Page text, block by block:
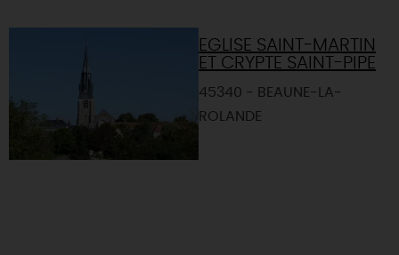
EGLISE SAINT-MARTIN
ET CRYPTE SAINT-PIPE
45340 - BEAUNE-LA-
ROLANDE